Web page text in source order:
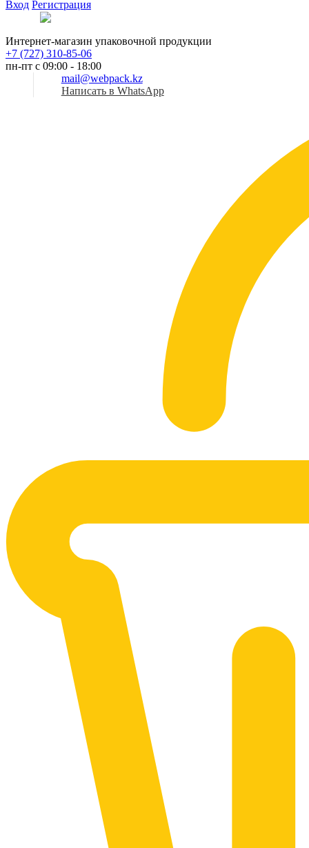
Вход Регистрация
Интернет-магазин упаковочной продукции
+7 (727) 310-85-06
пн-пт с 09:00 - 18:00
mail@webpack.kz
Написать в WhatsApp